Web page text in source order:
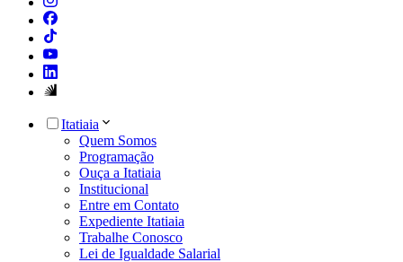
Itatiaia
Quem Somos
Programação
Ouça a Itatiaia
Institucional
Entre em Contato
Expediente Itatiaia
Trabalhe Conosco
Lei de Igualdade Salarial